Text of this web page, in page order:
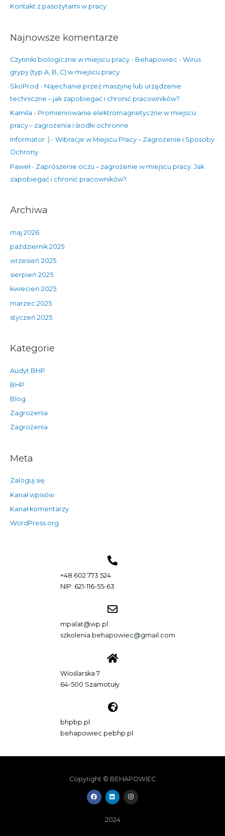
Kontakt z pasożytami w pracy
Najnowsze komentarze
Czynniki biologiczne w miejscu pracy - Behapowiec - Wirus
grypy (typ A, B, C) w miejscu pracy
SkoProd - Najechanie przez maszynę lub urządzenie
techniczne – jak zapobiegać i chronić pracowników?
Kamila - Promieniowanie elektromagnetyczne w miejscu
pracy – zagrożenia i środki ochronne
Informator :) - Wibracje w Miejscu Pracy – Zagrożenie i Sposoby
Ochrony
Paweł- Zaprószenie oczu – zagrożenie w miejscu pracy. Jak
zapobiegać i chronić pracowników?
Archiwa
maj 2026
październik 2025
wrzesień 2025
sierpień 2025
kwiecień 2025
marzec 2025
styczeń 2025
Kategorie
Audyt BHP
BHP
Blog
Zagrożenia
Zagrożenia
Meta
Zaloguj się
Kanał wpisów
Kanał komentarzy
WordPress.org
+48 602 773 524
NIP: 621-116-55-63
mpalat@wp.pl
szkolenia.behapowiec@gmail.com
Wioślarska 7
64-500 Szamotuły
bhpbp.pl
behapowiec.pebhp.pl
Copyright © BEHAPOWIEC
F
a
c
L
i
n
e
d
I
n
s
2024